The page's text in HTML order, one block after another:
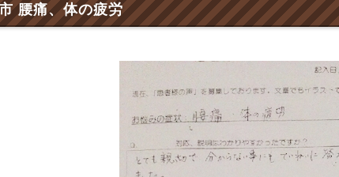
腰痛、体の疲労